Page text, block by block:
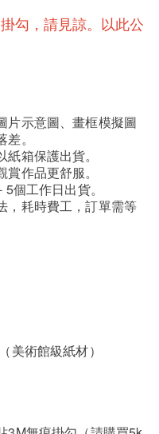
勾，請見諒。以此公
片示意圖、畫框模擬圖
。
箱保護出貨。
作品更舒服。
個工作日出貨。
，耗時費工，訂單需等
美術館級紙材）